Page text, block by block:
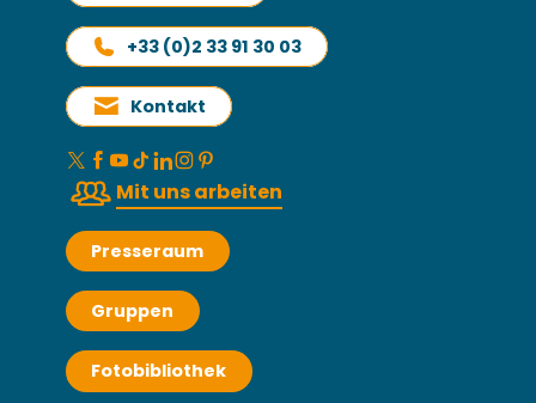
+33 (0)2 33 91 30 03
Kontakt
Mit uns arbeiten
Presseraum
Gruppen
Fotobibliothek